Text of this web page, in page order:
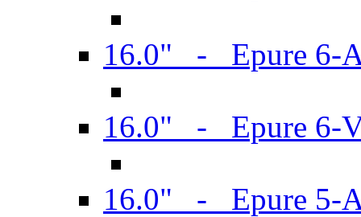
16.0" - Epure 6-
16.0" - Epure 6-
16.0" - Epure 5-